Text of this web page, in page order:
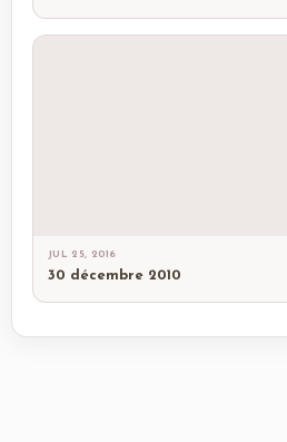
JUL 25, 2016
30 décembre 2010